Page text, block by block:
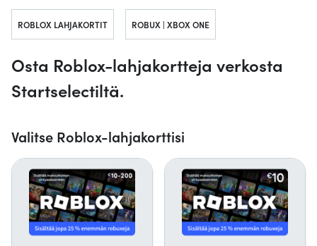
Siirry kohtaan...
ROBLOX LAHJAKORTIT ROBUX | XBOX ONE
Osta Roblox-lahjakortteja verkosta
Startselectiltä.
Valitse Roblox-lahjakorttisi